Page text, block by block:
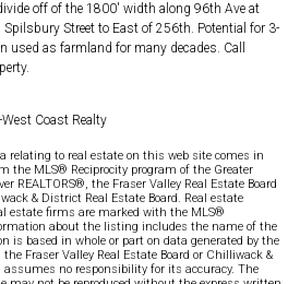
off of the 1800' width along 96th Ave at
Street to East of 256th. Potential for 3-
used as farmland for many decades. Call
Coast Realty
relating to real estate on this web site comes in
the MLS® Reciprocity program of the Greater
REALTORS®, the Fraser Valley Real Estate Board
& District Real Estate Board. Real estate
estate firms are marked with the MLS®
about the listing includes the name of the
is based in whole or part on data generated by the
the Fraser Valley Real Estate Board or Chilliwack &
assumes no responsibility for its accuracy. The